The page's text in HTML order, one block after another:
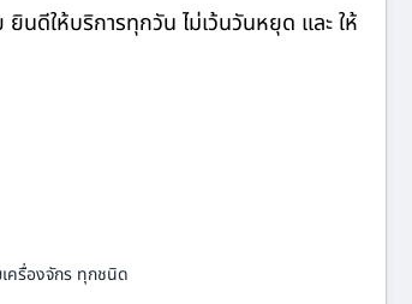
นดีให้บริการทุกวัน ไม่เว้นวันหยุด และ ให้
เครื่องจักร ทุกชนิด